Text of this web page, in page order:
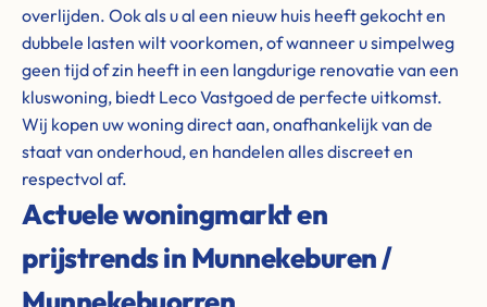
overlijden. Ook als u al een nieuw huis heeft gekocht en
dubbele lasten wilt voorkomen, of wanneer u simpelweg
geen tijd of zin heeft in een langdurige renovatie van een
kluswoning, biedt Leco Vastgoed de perfecte uitkomst.
Wij kopen uw woning direct aan, onafhankelijk van de
staat van onderhoud, en handelen alles discreet en
respectvol af.
Actuele woningmarkt en
prijstrends in Munnekeburen /